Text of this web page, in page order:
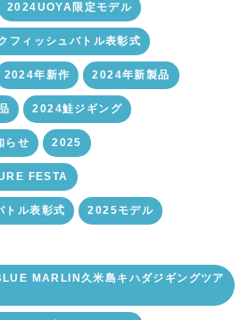
2024UOYA限定モデル
フィッシュバトル表彰式
2024年新作 2024年新製品
2024鮭ジギング
らせ 2025
FESTA
トル表彰式 2025モデル
MARLIN久米島キハダジギングツア